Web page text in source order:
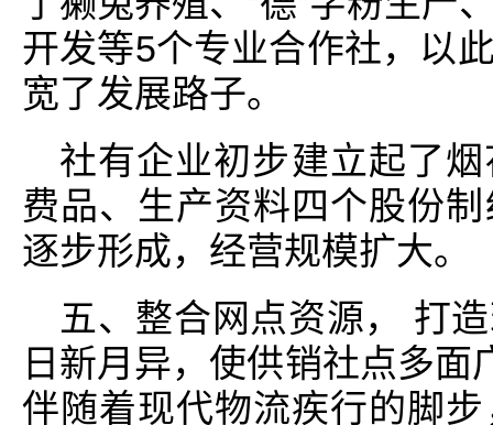
开发等5个专业合作社，以
宽了发展路子。
社有企业初步建立起了
费品、生产资料四个股份
逐步形成，经营规模扩大。
五、整合网点资源， 打
日新月异，使供销社点多面
伴随着现代物流疾行的脚